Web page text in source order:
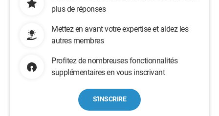
plus de réponses
Mettez en avant votre expertise et aidez les
autres membres
Profitez de nombreuses fonctionnalités
supplémentaires en vous inscrivant
S'INSCRIRE